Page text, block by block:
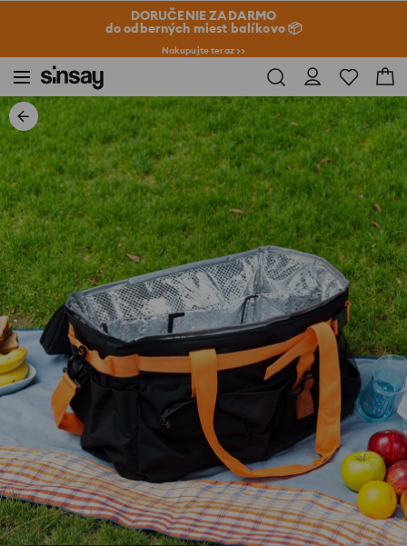
DORUČENIE ZADARMO
do odberných miest balíkovo 📦
Nakupujte teraz >>